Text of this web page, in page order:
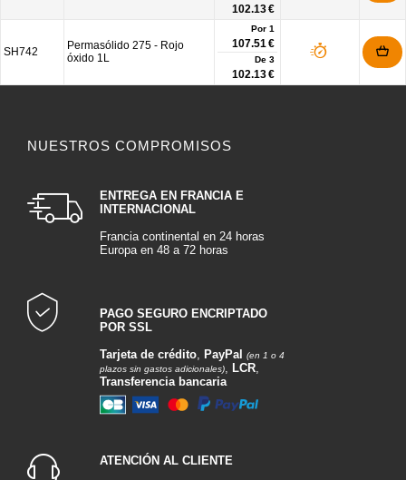
102.13 €
SH742
Permasólido 275 - Rojo
óxido 1L
Por 1
107.51 €
De 3
102.13 €
NUESTROS COMPROMISOS
ENTREGA EN FRANCIA E
INTERNACIONAL
Francia continental en 24 horas
Europa en 48 a 72 horas
PAGO SEGURO ENCRIPTADO
POR SSL
Tarjeta de crédito, PayPal
(en 1 o 4
plazos sin gastos adicionales), LCR,
Transferencia bancaria
ATENCIÓN AL CLIENTE